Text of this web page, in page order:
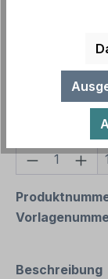
Aufgrund
Produkt 1
Beschreibung